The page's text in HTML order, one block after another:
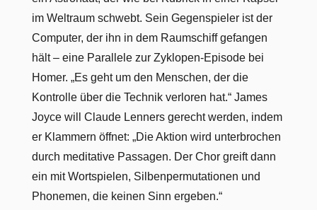
im Weltraum schwebt. Sein Gegenspieler ist der
Computer, der ihn in dem Raumschiff gefangen
hält – eine Parallele zur Zyklopen-Episode bei
Homer. „Es geht um den Menschen, der die
Kontrolle über die Technik verloren hat.“ James
Joyce will Claude Lenners gerecht werden, indem
er Klammern öffnet: „Die Aktion wird unterbrochen
durch meditative Passagen. Der Chor greift dann
ein mit Wortspielen, Silbenpermutationen und
Phonemen, die keinen Sinn ergeben.“